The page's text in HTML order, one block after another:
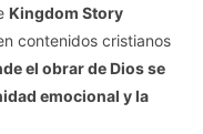
Kingdom Story
contenidos cristianos
el obrar de Dios se
emocional y la